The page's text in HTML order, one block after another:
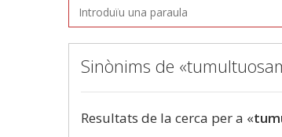
Sinònims de
Resultats de la cerca per a «